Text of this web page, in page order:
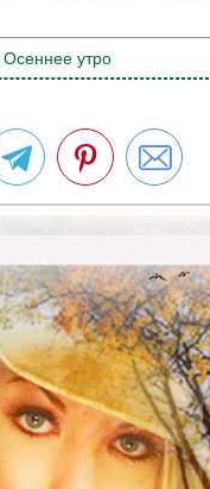
Осеннее утро